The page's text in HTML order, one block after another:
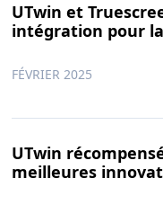
UTwin et
intégration pour
FÉVRIER 2025
UTwin
meilleures